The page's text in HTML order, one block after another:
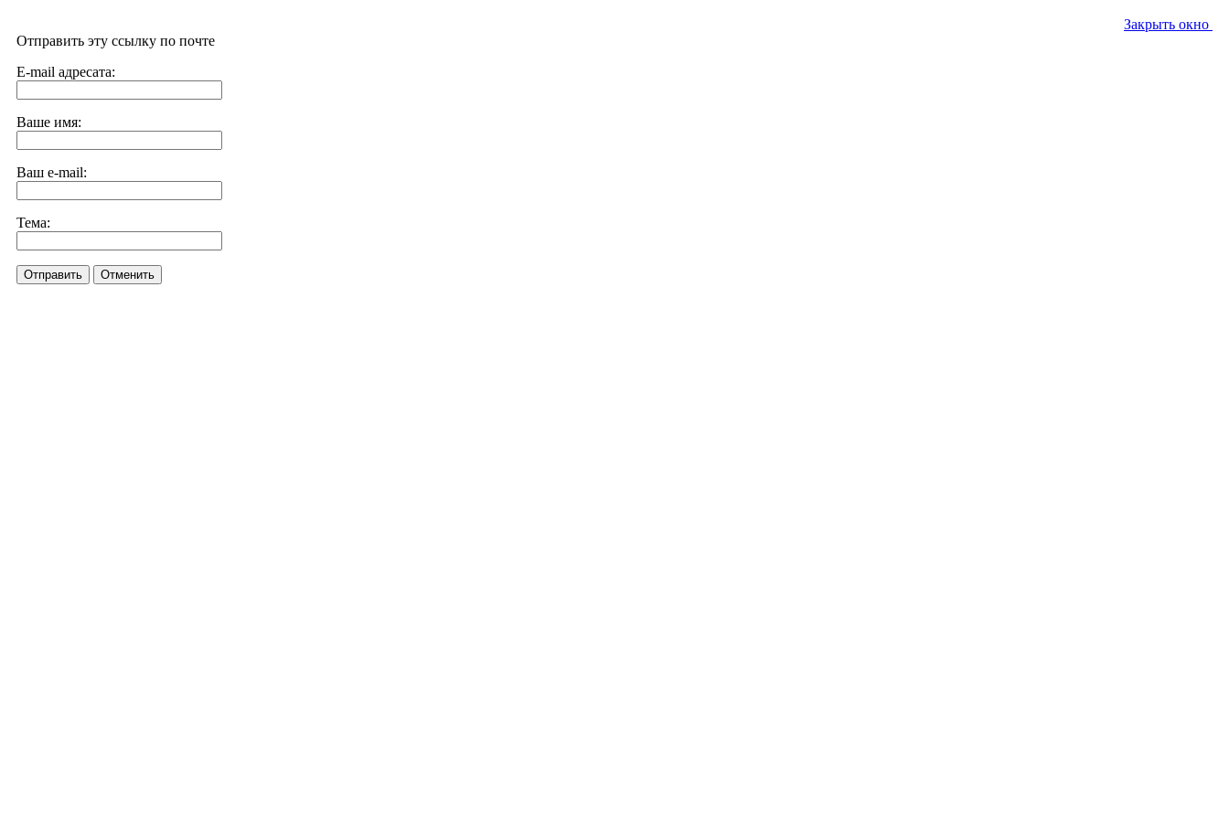
Закрыть окно
Отправить эту ссылку по почте
E-mail адресата:
Ваше имя:
Ваш e-mail:
Тема:
Отправить Отменить